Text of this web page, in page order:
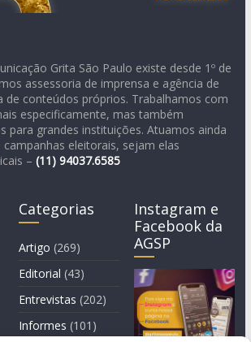
Grita São Paulo existe desde 1º de
assessoria de imprensa e agência de
de conteúdos próprios. Trabalhamos com
especificamente, mas também
para grandes instituições. Atuamos ainda
eleitorais, sejam elas
– (11) 94037.6585
Categorias
Artigo (269)
Editorial (43)
Entrevistas (202)
Informes (101)
Instagram e
Facebook da
AGSP